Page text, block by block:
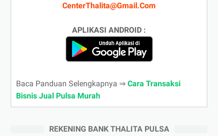
CenterThalita@Gmail.Com
APLIKASI ANDROID :
Baca Panduan Selengkapnya ⇒ Cara Transaksi
Bisnis Jual Pulsa Murah
REKENING BANK THALITA PULSA